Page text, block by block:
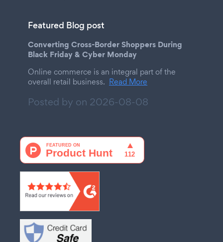
Featured Blog post
Converting Cross-Border Shoppers During
Black Friday & Cyber Monday
Online commerce is an integral part of the
overall retail business. Read More
Posted by on 2026-08-08